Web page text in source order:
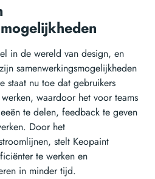
in de wereld van design, en
samenwerkingsmogelijkheden
staat nu toe dat gebruikers
waardoor het voor teams
te delen, feedback te geven
Door het
stelt Keopaint
te werken en
in minder tijd.